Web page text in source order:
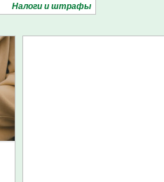
Налоги и штрафы